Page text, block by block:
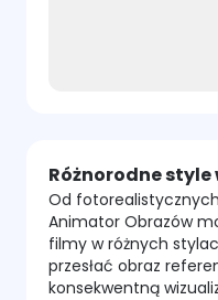
Różnorodne style
Od
Animator Obrazów
filmy w różnych
przesłać obraz
konsekwentną